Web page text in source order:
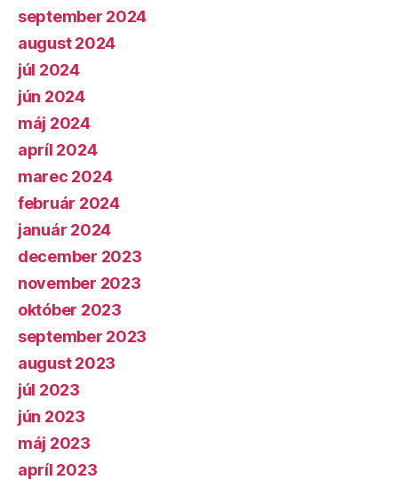
september 2024
august 2024
júl 2024
jún 2024
máj 2024
apríl 2024
marec 2024
február 2024
január 2024
december 2023
november 2023
október 2023
september 2023
august 2023
júl 2023
jún 2023
máj 2023
apríl 2023